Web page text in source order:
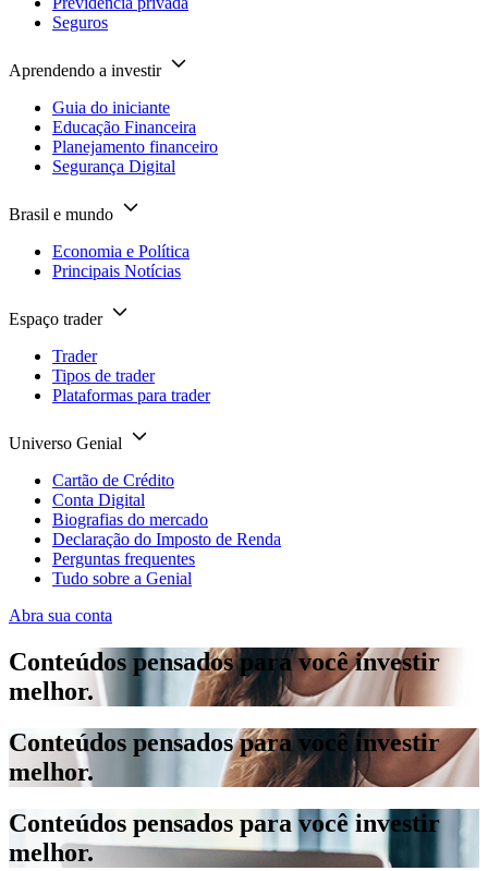
Seguros
Aprendendo a investir
Guia do iniciante
Educação Financeira
Planejamento financeiro
Segurança Digital
Brasil e mundo
Economia e Política
Principais Notícias
Espaço trader
Trader
Tipos de trader
Plataformas para trader
Universo Genial
Cartão de Crédito
Conta Digital
Biografias do mercado
Declaração do Imposto de Renda
Perguntas frequentes
Tudo sobre a Genial
Abra sua conta
Conteúdos pensados para você investir
melhor.
Conteúdos pensados para você investir
melhor.
Conteúdos pensados para você investir
melhor.